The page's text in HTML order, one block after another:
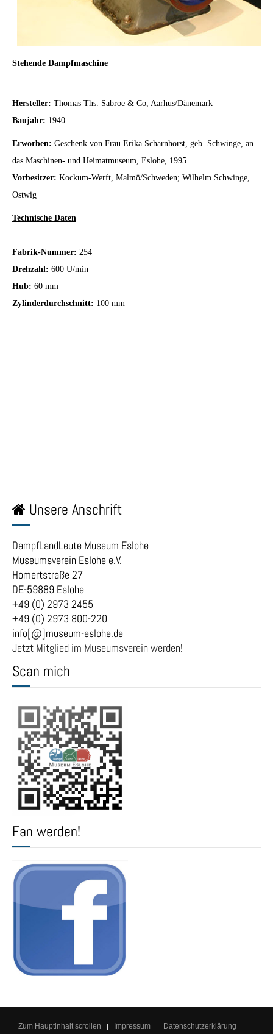
Stehende Dampfmaschine
Hersteller: Thomas Ths. Sabroe & Co, Aarhus/Dänemark
Baujahr: 1940
Erworben: Geschenk von Frau Erika Scharnhorst, geb. Schwinge, an
das Maschinen- und Heimatmuseum, Eslohe, 1995
Vorbesitzer: Kockum-Werft, Malmö/Schweden; Wilhelm Schwinge,
Ostwig
Technische Daten
Fabrik-Nummer: 254
Drehzahl: 600 U/min
Hub: 60 mm
Zylinderdurchschnitt: 100 mm
Unsere Anschrift
DampfLandLeute Museum Eslohe
Museumsverein Eslohe e.V.
Homertstraße 27
DE-59889 Eslohe
+49 (0) 2973 2455
+49 (0) 2973 800-220
info[@]museum-eslohe.de
Jetzt Mitglied im Museumsverein werden!
Scan mich
Fan werden!
Zum Hauptinhalt scrollen Impressum Datenschutzerklärung